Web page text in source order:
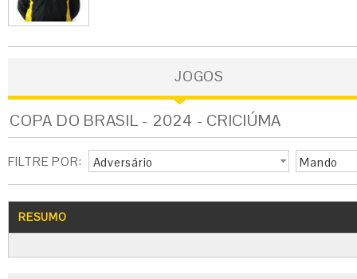
JOGOS
COPA DO BRASIL - 2024 - CRICIÚMA
FILTRE POR: Adversário Mando
RESUMO